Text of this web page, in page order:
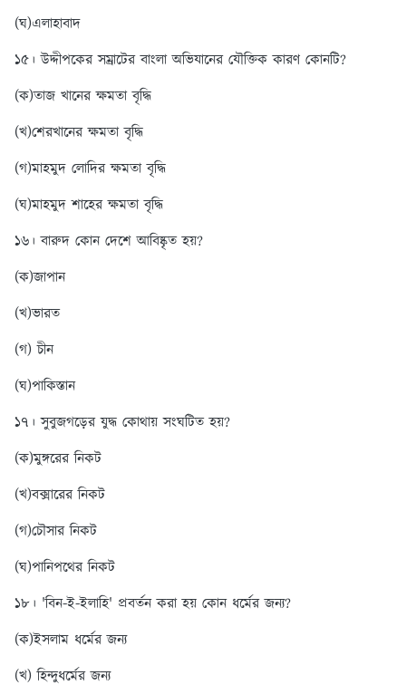
(ঘ)এলাহাবাদ
১৫। উদ্দীপকের সম্রাটের বাংলা অভিযানের যৌক্তিক কারণ কোনটি?
(ক)তাজ খানের ক্ষমতা বৃদ্ধি
(খ)শেরখানের ক্ষমতা বৃদ্ধি
(গ)মাহমুদ লোদির ক্ষমতা বৃদ্ধি
(ঘ)মাহমুদ শাহের ক্ষমতা বৃদ্ধি
১৬। বারুদ কোন দেশে আবিষ্কৃত হয়?
(ক)জাপান
(খ)ভারত
(গ) চীন
(ঘ)পাকিস্তান
১৭। সুবুজগড়ের যুদ্ধ কোথায় সংঘটিত হয়?
(ক)মুঙ্গরের নিকট
(খ)বক্সারের নিকট
(গ)চৌসার নিকট
(ঘ)পানিপথের নিকট
১৮। 'বিন-ই-ইলাহি' প্রবর্তন করা হয় কোন ধর্মের জন্য?
(ক)ইসলাম ধর্মের জন্য
(খ) হিন্দুধর্মের জন্য